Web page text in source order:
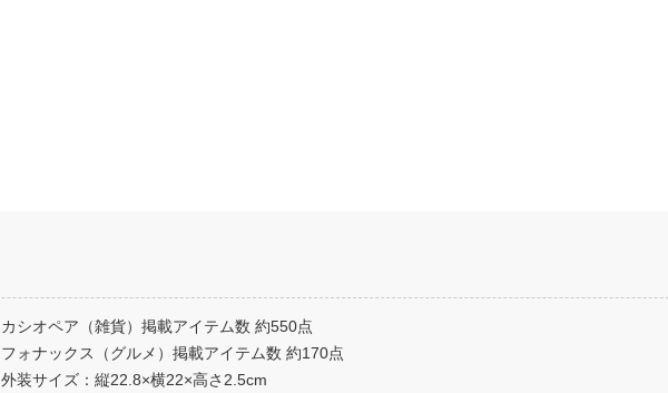
カシオペア（雑貨）掲載アイテム数 約550点
フォナックス（グルメ）掲載アイテム数 約170点
外装サイズ：縦22.8×横22×高さ2.5cm